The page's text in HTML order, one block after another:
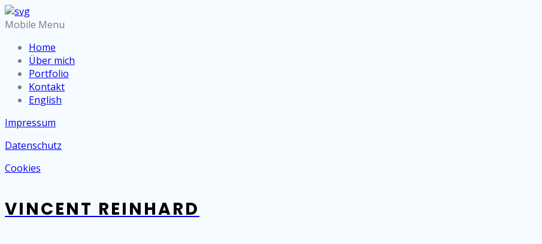
Mobile Menu
Home
Über mich
Portfolio
Kontakt
English
Impressum
Datenschutz
Cookies
VINCENT REINHARD